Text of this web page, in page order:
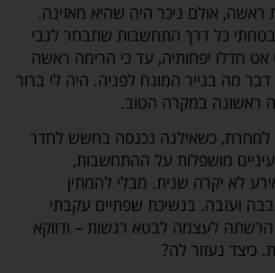
ראשה, אולם ניכר היה שהיא מאזינה.
כל דרך התחשבות שתבחר לגבי
אט חדלו יפחותיה, עד כי הרימה ראשה
מה בנייר המונח לפניה. היה לי ברור
ראשונה במקרה הטוב.
למחרת, כשאילנה נכנסה בחשש לחדר
מושפלות על ההתחשבות,
לא יקרה שנית. מבלי להמתין
ועזבה. בנשיכת שפתיים עקבתי
לעצמה לבטא רגשות – ודווקא
כיצד נעזור לה?